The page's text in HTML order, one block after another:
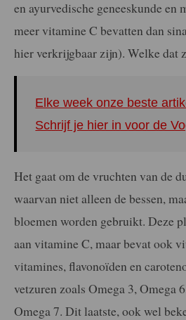
en ayurvedische geneeskunde en
meer vitamine C bevatten dan
hier verkrijgbaar zijn). Welke dat
Elke week onze beste
Schrijf je hier in voor de
Het gaat om de vruchten van de
waarvan niet alleen de bessen,
bloemen worden gebruikt. Deze
aan vitamine C, maar bevat ook
vitamines, flavonoïden en
vetzuren zoals Omega 3, Omega
Omega 7. Dit laatste, ook wel